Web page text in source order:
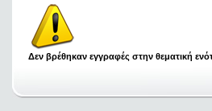
Δεν βρέθηκαν εγγραφές στην θεματική